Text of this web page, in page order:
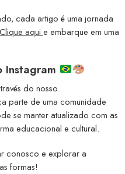
cada artigo é uma jornada
Clique aqui e embarque em uma
Instagram
do nosso
parte de uma comunidade
se manter atualizado com as
educacional e cultural.
conosco e explorar a
formas!